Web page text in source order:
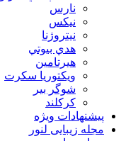
نارس
نيكس
نیتروژنا
هدي بيوتي
هیرتامین
ویکتوریا سکرت
شوگر بير
کرکلند
پیشنهادات ویژه
مجله زیبایی لنور